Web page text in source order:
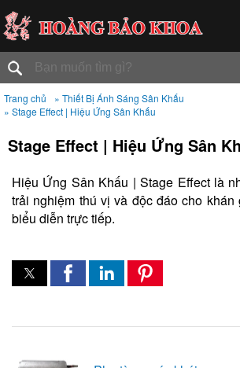
Trang chủ
» Thiết Bị Ánh Sáng Sân Khấu
» Stage Effect | Hiệu Ứng Sân Khấu
Stage Effect | Hiệu Ứng Sân
Hiệu Ứng Sân Khấu | Stage Effect là
trải nghiệm thú vị và độc đáo cho khán
biểu diễn trực tiếp.